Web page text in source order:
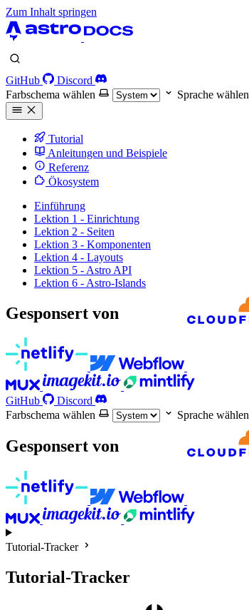
Zum Inhalt springen
GitHub
Discord
Farbschema wählen
Sprache wählen
Tutorial
Anleitungen und Beispiele
Referenz
Ökosystem
Einführung
Lektion 1 - Einrichtung
Lektion 2 - Seiten
Lektion 3 - Komponenten
Lektion 4 - Layouts
Lektion 5 - Astro API
Lektion 6 - Astro-Islands
Gesponsert von
GitHub
Discord
Farbschema wählen
Sprache wählen
Gesponsert von
Tutorial-Tracker
Tutorial-Tracker